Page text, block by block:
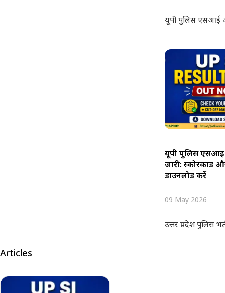
यूपी पुलिस एसआई
यूपी पुलिस एसआई
जारी:
डाउनलोड करें
09 May 2026
उत्तर प्रदेश पुलिस
Articles